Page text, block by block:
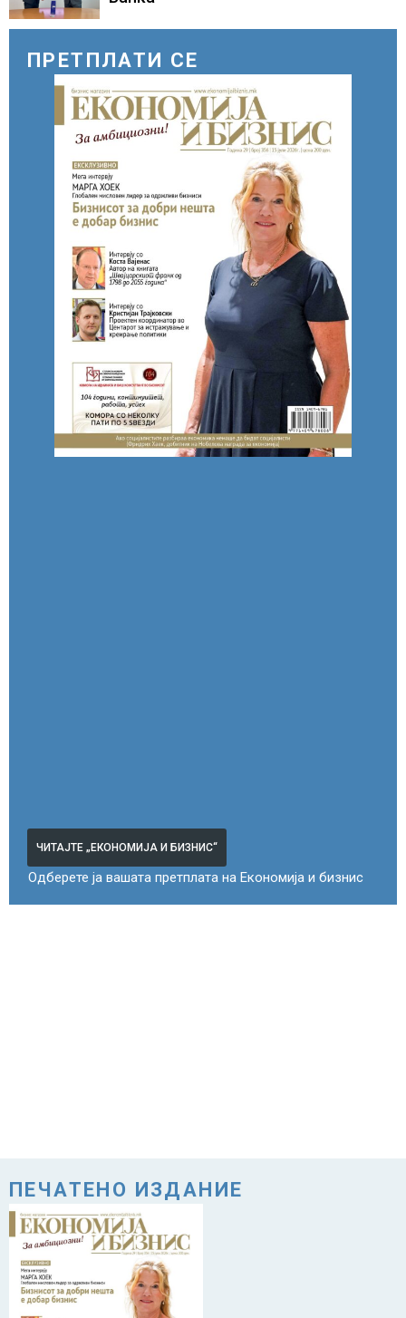
ПРЕТПЛАТИ СЕ
ЧИТАЈТЕ „ЕКОНОМИЈА И БИЗНИС“
Одберете ја вашата претплата на Економија и бизнис
ПЕЧАТЕНО ИЗДАНИЕ